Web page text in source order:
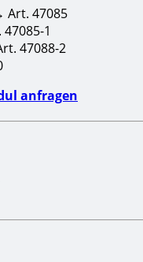
Art. 47085
1
47088-2
anfragen